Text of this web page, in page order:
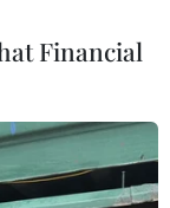
Talagrand
Pháp
Financial